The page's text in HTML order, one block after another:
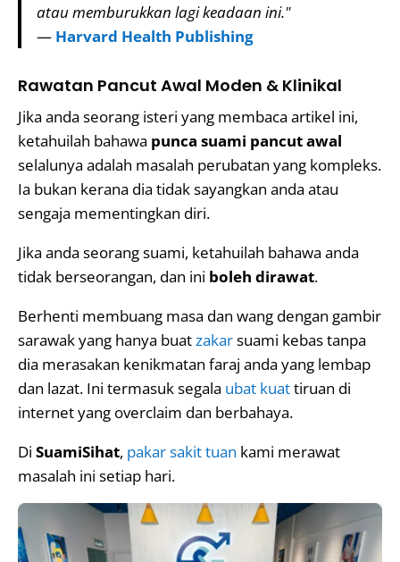
atau memburukkan lagi keadaan ini."
— Harvard Health Publishing
Rawatan Pancut Awal Moden & Klinikal
Jika anda seorang isteri yang membaca artikel ini,
ketahuilah bahawa punca suami pancut awal
selalunya adalah masalah perubatan yang kompleks.
Ia bukan kerana dia tidak sayangkan anda atau
sengaja mementingkan diri.
Jika anda seorang suami, ketahuilah bahawa anda
tidak berseorangan, dan ini boleh dirawat.
Berhenti membuang masa dan wang dengan gambir
sarawak yang hanya buat zakarsuami kebas tanpa
dia merasakan kenikmatan faraj anda yang lembap
dan lazat. Ini termasuk segala ubat kuattiruan di
internet yang overclaim dan berbahaya.
Di SuamiSihat, pakar sakit tuan kami merawat
masalah ini setiap hari.